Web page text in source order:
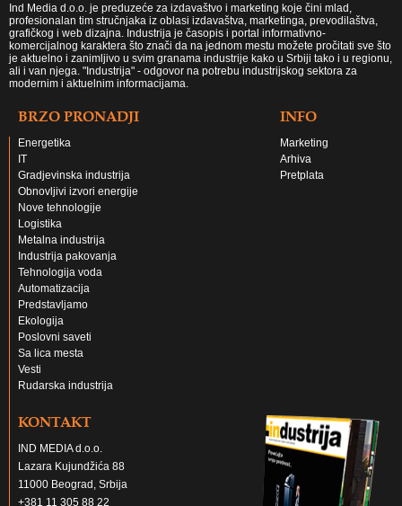
Ind Media d.o.o. je preduzeće za izdavaštvo i marketing koje čini mlad,
profesionalan tim stručnjaka iz oblasi izdavaštva, marketinga, prevodilaštva,
grafičkog i web dizajna. Industrija je časopis i portal informativno-
komercijalnog karaktera što znači da na jednom mestu možete pročitati sve što
je aktuelno i zanimljivo u svim granama industrije kako u Srbiji tako i u regionu,
ali i van njega. "Industrija" - odgovor na potrebu industrijskog sektora za
modernim i aktuelnim informacijama.
BRZO PRONADJI
Energetika
IT
Gradjevinska industrija
Obnovljivi izvori energije
Nove tehnologije
Logistika
Metalna industrija
Industrija pakovanja
Tehnologija voda
Automatizacija
Predstavljamo
Ekologija
Poslovni saveti
Sa lica mesta
Vesti
Rudarska industrija
INFO
Marketing
Arhiva
Pretplata
KONTAKT
IND MEDIA d.o.o.
Lazara Kujundžića 88
11000 Beograd, Srbija
+381 11 305 88 22